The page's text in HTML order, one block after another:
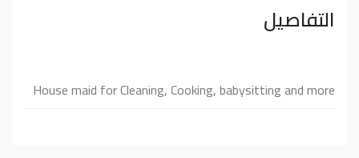
التفاصيل
House maid for Cleaning, Cooking, babysitting and more